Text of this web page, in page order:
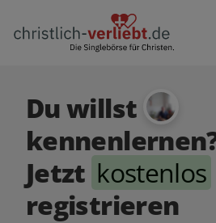
Du willst
Jetzt kostenlos
registrieren